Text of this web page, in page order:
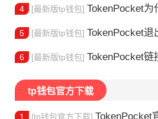
4 [最新版tp钱包] TokenPocket为什么
5 [最新版tp钱包] TokenPocket退出登
6 [最新版tp钱包] TokenPocket链接
tp钱包官方下载
1 [tp钱包官方下载] TokenPocket官方认